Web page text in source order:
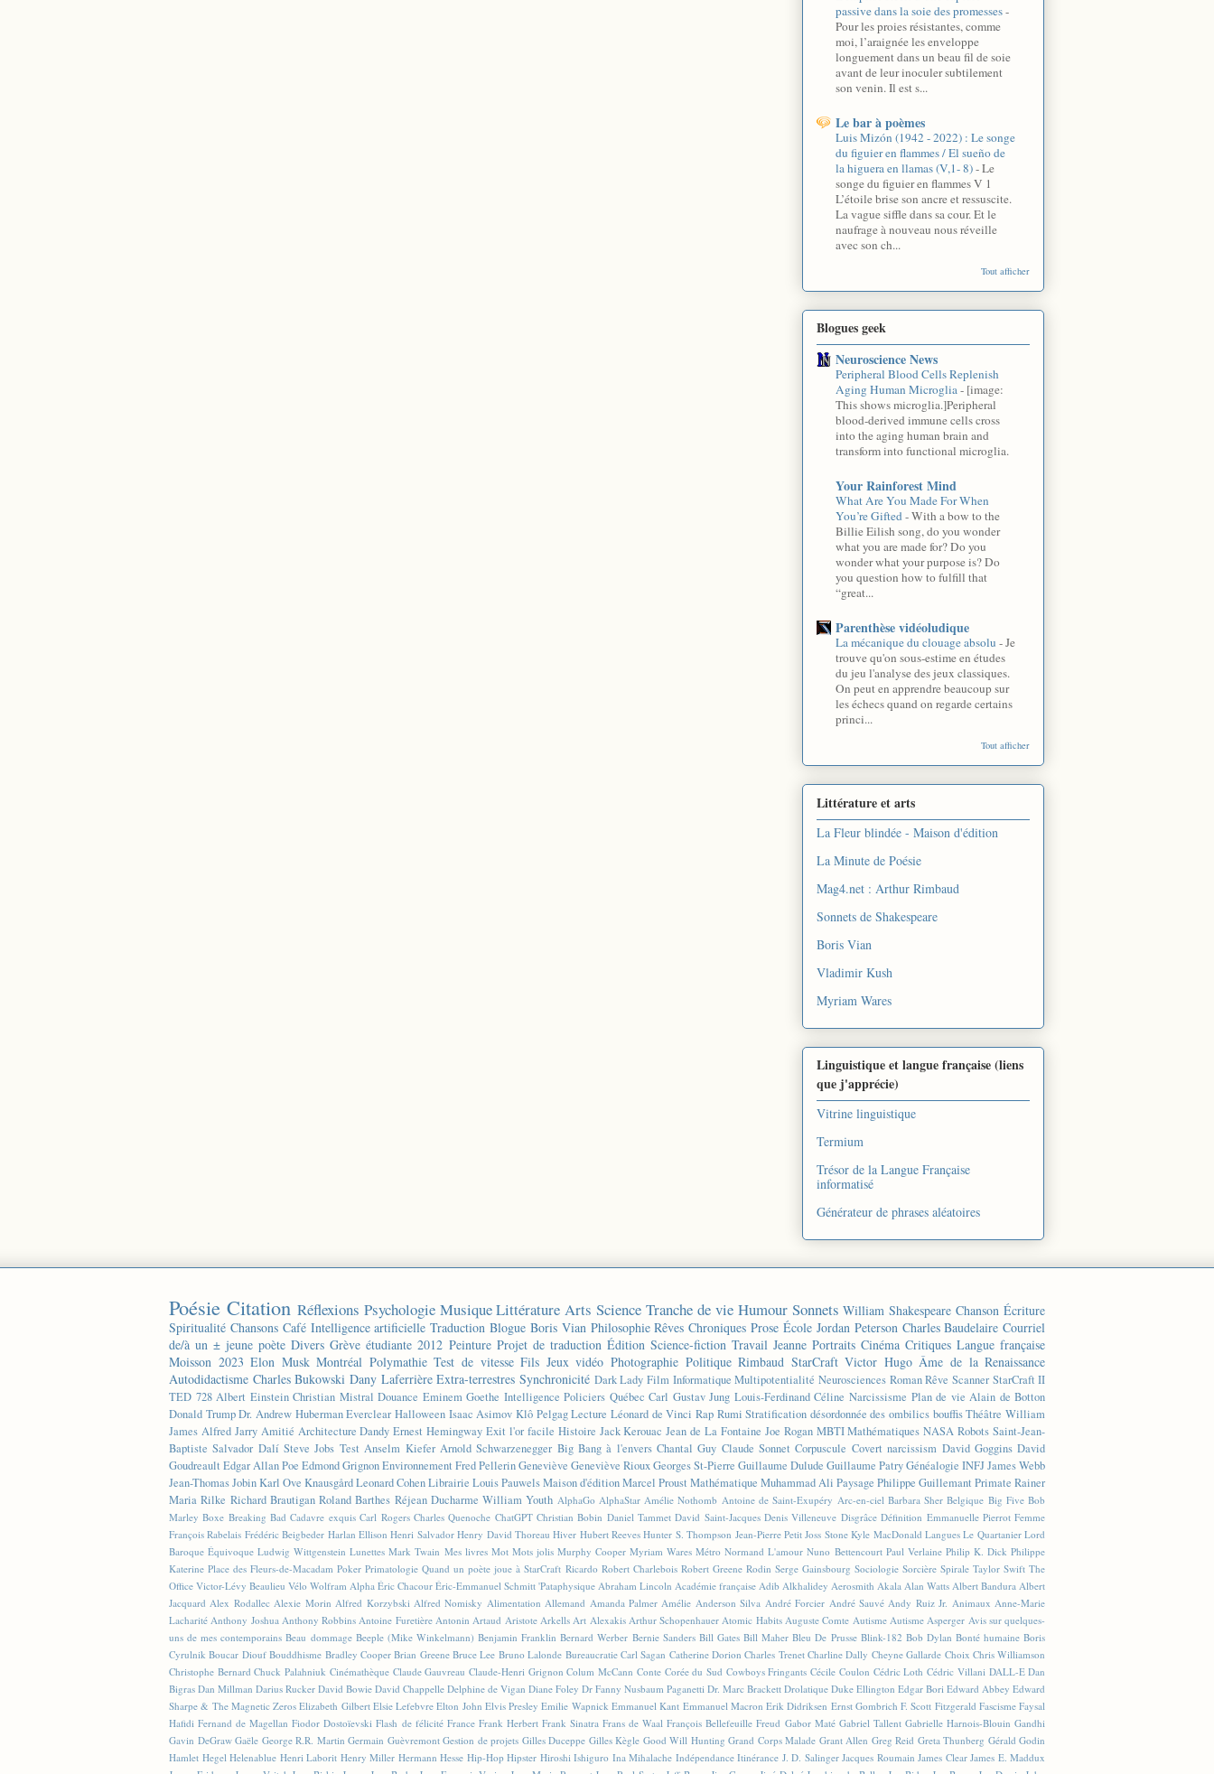
passive dans la soie des promesses-
Pour les proies résistantes, comme
moi, l’araignée les enveloppe
longuement dans un beau fil de soie
avant de leur inoculer subtilement
son venin. Il est s...
Le bar à poèmes
Luis Mizón (1942 - 2022) : Le songe
du figuier en flammes / El sueño de
la higuera en llamas (V,1- 8)-Le
songe du figuier en flammes V 1
L’étoile brise son ancre et ressuscite.
La vague siffle dans sa cour. Et le
naufrage à nouveau nous réveille
avec son ch...
Tout afficher
Blogues geek
Neuroscience News
Peripheral Blood Cells Replenish
Aging Human Microglia- [image:
This shows microglia.]Peripheral
blood-derived immune cells cross
into the aging human brain and
transform into functional microglia.
Your Rainforest Mind
What Are You Made For When
You’re Gifted-With a bow to the
Billie Eilish song, do you wonder
what you are made for? Do you
wonder what your purpose is? Do
you question how to fulfill that
“great...
Parenthèse vidéoludique
La mécanique du clouage absolu -Je
trouve qu'on sous-estime en études
du jeu l'analyse des jeux classiques.
On peut en apprendre beaucoup sur
les échecs quand on regarde certains
princi...
Tout afficher
Littérature et arts
La Fleur blindée - Maison d'édition
La Minute de Poésie
Mag4.net : Arthur Rimbaud
Sonnets de Shakespeare
Boris Vian
Vladimir Kush
Myriam Wares
Linguistique et langue française (liens
que j'apprécie)
Vitrine linguistique
Termium
Trésor de la Langue Française
informatisé
Générateur de phrases aléatoires
Poésie Citation Réflexions Psychologie Musique Littérature Arts Science Tranche de vie Humour Sonnets William Shakespeare Chanson Écriture
Spiritualité Chansons Café Intelligence artificielle Traduction Blogue Boris Vian Philosophie Rêves Chroniques Prose École Jordan Peterson Charles Baudelaire Courriel
de/à un ± jeune poète Divers Grève étudiante 2012 Peinture Projet de traduction Édition Science-fiction Travail Jeanne Portraits Cinéma Critiques Langue française
Moisson 2023 Elon Musk Montréal Polymathie Test de vitesse Fils Jeux vidéo Photographie Politique Rimbaud StarCraft Victor Hugo Âme de la Renaissance
Autodidactisme Charles Bukowski Dany Laferrière Extra-terrestres Synchronicité Dark Lady Film Informatique Multipotentialité Neurosciences Roman Rêve Scanner StarCraft II
TED 728 Albert Einstein Christian Mistral Douance Eminem Goethe Intelligence Policiers Québec Carl Gustav Jung Louis-Ferdinand Céline Narcissisme Plan de vie Alain de Botton
Donald Trump Dr. Andrew Huberman Everclear Halloween Isaac Asimov Klô Pelgag Lecture Léonard de Vinci Rap Rumi Stratification désordonnée des ombilics bouffis Théâtre William
James Alfred Jarry Amitié Architecture Dandy Ernest Hemingway Exit l'or facile Histoire Jack Kerouac Jean de La Fontaine Joe Rogan MBTI Mathématiques NASA Robots Saint-Jean-
Baptiste Salvador Dalí Steve Jobs Test Anselm Kiefer Arnold Schwarzenegger Big Bang à l'envers Chantal Guy Claude Sonnet Corpuscule Covert narcissism David Goggins David
Goudreault Edgar Allan Poe Edmond GrignonEnvironnement Fred PellerinGeneviève Geneviève RiouxGeorges St-Pierre Guillaume Dulude Guillaume PatryGénéalogie INFJJames Webb
Jean-Thomas JobinKarl Ove KnausgårdLeonard CohenLibrairie Louis PauwelsMaison d'éditionMarcel Proust Mathématique Muhammad Ali Paysage Philippe Guillemant Primate Rainer
Maria Rilke Richard Brautigan Roland Barthes Réjean Ducharme William Youth AlphaGo AlphaStar Amélie Nothomb Antoine de Saint-Exupéry Arc-en-ciel Barbara Sher Belgique Big Five Bob
Marley Boxe Breaking Bad Cadavre exquis Carl Rogers Charles Quenoche ChatGPT Christian Bobin Daniel Tammet David Saint-Jacques Denis Villeneuve Disgrâce Définition Emmanuelle Pierrot Femme
François Rabelais Frédéric Beigbeder Harlan Ellison Henri Salvador Henry David Thoreau Hiver Hubert Reeves Hunter S. Thompson Jean-Pierre Petit Joss Stone Kyle MacDonald Langues Le Quartanier Lord
Baroque Équivoque Ludwig Wittgenstein Lunettes Mark Twain Mes livres Mot Mots jolis Murphy Cooper Myriam Wares Métro Normand L'amour Nuno Bettencourt Paul Verlaine Philip K. Dick Philippe
Katerine Place des Fleurs-de-Macadam Poker Primatologie Quand un poète joue à StarCraft Ricardo Robert Charlebois Robert Greene Rodin Serge Gainsbourg Sociologie Sorcière Spirale Taylor Swift The
Office Victor-Lévy Beaulieu Vélo Wolfram Alpha Éric Chacour Éric-Emmanuel Schmitt 'Pataphysique Abraham Lincoln Académie française Adib Alkhalidey Aerosmith Akala Alan Watts Albert Bandura Albert
Jacquard Alex Rodallec Alexie Morin Alfred Korzybski Alfred Nomisky Alimentation Allemand Amanda Palmer Amélie Anderson Silva André Forcier André Sauvé Andy Ruiz Jr. Animaux Anne-Marie
Lacharité Anthony Joshua Anthony Robbins Antoine Furetière Antonin Artaud Aristote Arkells Art Alexakis Arthur Schopenhauer Atomic Habits Auguste Comte Autisme Autisme Asperger Avis sur quelques-
uns de mes contemporains Beau dommage Beeple (Mike Winkelmann) Benjamin Franklin Bernard Werber Bernie Sanders Bill Gates Bill Maher Bleu De Prusse Blink-182 Bob Dylan Bonté humaine Boris
Cyrulnik Boucar Diouf Bouddhisme Bradley Cooper Brian Greene Bruce Lee Bruno Lalonde Bureaucratie Carl Sagan Catherine Dorion Charles Trenet Charline Dally Cheyne Gallarde Choix Chris Williamson
Christophe Bernard Chuck Palahniuk Cinémathèque Claude Gauvreau Claude-Henri Grignon Colum McCann Conte Corée du Sud Cowboys Fringants Cécile Coulon Cédric Loth Cédric Villani DALL-E Dan
Bigras Dan Millman Darius Rucker David Bowie David Chappelle Delphine de Vigan Diane Foley Dr Fanny Nusbaum Paganetti Dr. Marc Brackett Drolatique Duke Ellington Edgar Bori Edward Abbey Edward
Sharpe & The Magnetic Zeros Elizabeth Gilbert Elsie Lefebvre Elton John Elvis Presley Emilie Wapnick Emmanuel Kant Emmanuel Macron Erik Didriksen Ernst Gombrich F. Scott Fitzgerald Fascisme Faysal
Hafidi Fernand de Magellan Fiodor Dostoïevski Flash de félicité France Frank Herbert Frank Sinatra Frans de Waal François Bellefeuille Freud Gabor Maté Gabriel Tallent Gabrielle Harnois-Blouin Gandhi
Gavin DeGraw Gaële George R.R. Martin Germain Guèvremont Gestion de projets Gilles Duceppe Gilles Kègle Good Will Hunting Grand Corps Malade Grant Allen Greg Reid Greta Thunberg Gérald Godin
Hamlet Hegel Helenablue Henri Laborit Henry Miller Hermann Hesse Hip-Hop Hipster Hiroshi Ishiguro Ina Mihalache Indépendance Itinérance J. D. Salinger Jacques Roumain James Clear James E. Maddux